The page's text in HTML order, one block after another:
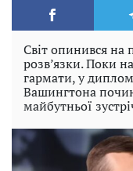
Світ опинився на
розв’язки. Поки
гармати, у
Вашингтона
майбутньої